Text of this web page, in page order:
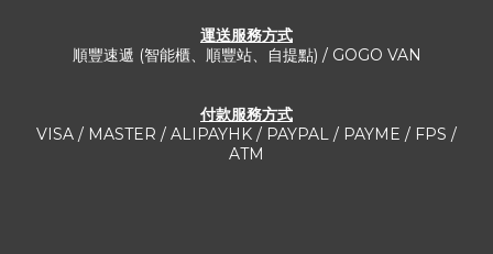
運送服務方式​
順豐速遞 (智能櫃、順豐站、自提點) / GOGO VAN
付款服務方式
VISA / MASTER / ALIPAYHK / PAYPAL / PAYME / FPS /
ATM